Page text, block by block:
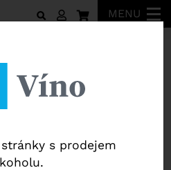
MENU
s prodejem